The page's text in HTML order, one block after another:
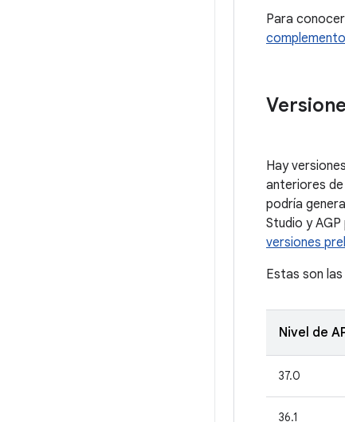
Para
Hay
anteriores de
podría
Studio y
versiones
Estas son
Nivel de
37.0
36.1